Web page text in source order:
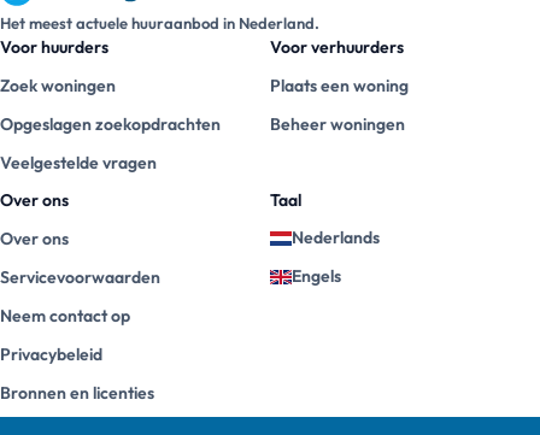
Het meest actuele huuraanbod in Nederland.
Voor huurders
Zoek woningen
Opgeslagen zoekopdrachten
Veelgestelde vragen
Voor verhuurders
Plaats een woning
Beheer woningen
Over ons
Over ons
Servicevoorwaarden
Neem contact op
Privacybeleid
Bronnen en licenties
Taal
Nederlands
Engels